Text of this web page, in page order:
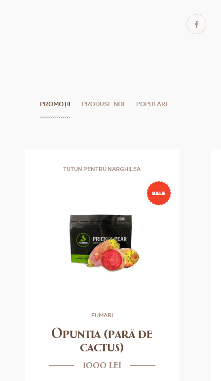
PROMOȚII PRODUSE NOI POPULARE
TUTUN PENTRU NARGHILEA
FUMARI
Opuntia (pară de
cactus)
1000 lei